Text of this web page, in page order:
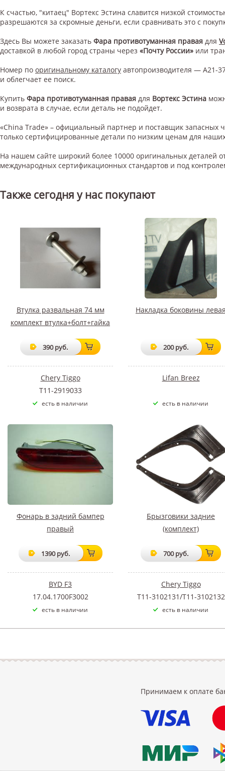
К счастью, "китаец" Вортекс Эстина славится низкой
разрешаются за скромные деньги, если сравнивать это с
Здесь Вы можете заказать Фара противотуманная правая для
доставкой в любой город страны через «Почту России» или
Номер по оригинальному каталогу автопроизводителя — A21-
и облегчает ее поиск.
Купить Фара противотуманная правая для Вортекс Эстина
и возврата в случае, если деталь не подойдет.
«China Trade» – официальный партнер и поставщик запасных
только сертифицированные детали по низким ценам для
На нашем сайте широкий более 10000 оригинальных деталей
международных сертификационных стандартов и под
Также сегодня у нас покупают
Втулка развальная 74 мм
комплект втулка+болт+гайка
390 руб.
Chery Tiggo
T11-2919033
есть в наличии
Накладка боковины
200 руб.
Lifan Breez
есть в наличии
Фонарь в задний бампер
правый
1390 руб.
BYD F3
17.04.1700F3002
есть в наличии
Брызговики задние
(комплект)
700 руб.
Chery Tiggo
T11-3102131/T11-3102132
есть в наличии
Принимаем к оплате